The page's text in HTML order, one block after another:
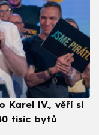
Karel IV., věří si
tisíc bytů